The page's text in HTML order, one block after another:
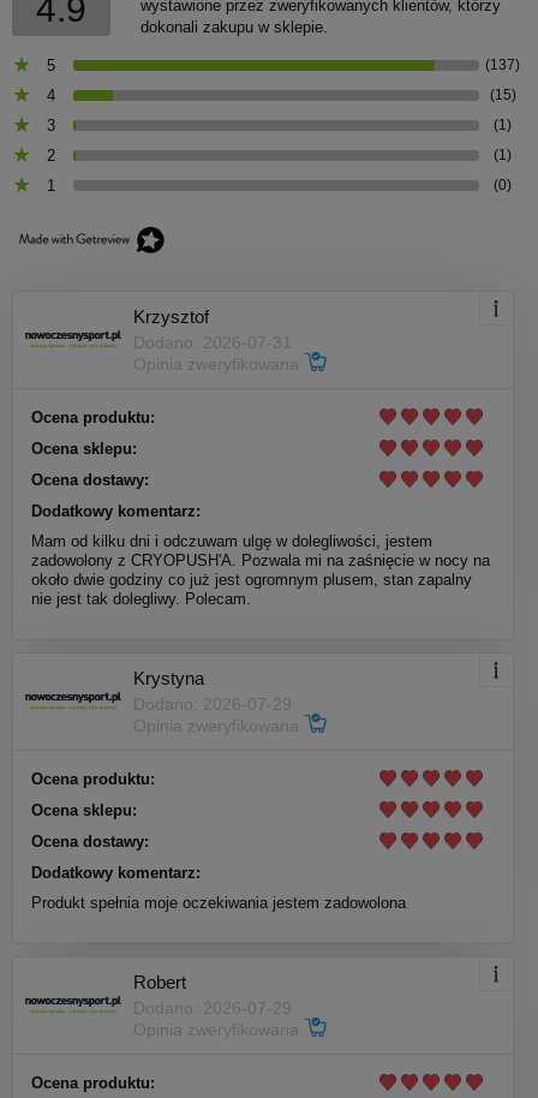
4.9
wystawione przez zweryfikowanych klientów, którzy
dokonali zakupu w sklepie.
5 (137)
4 (15)
3 (1)
2 (1)
1 (0)
Krzysztof
Dodano: 2026-07-31
Opinia zweryfikowana
Ocena produktu:
Ocena sklepu:
Ocena dostawy:
Dodatkowy komentarz:
Mam od kilku dni i odczuwam ulgę w dolegliwości, jestem
zadowolony z CRYOPUSH'A. Pozwala mi na zaśnięcie w nocy na
około dwie godziny co już jest ogromnym plusem, stan zapalny
nie jest tak dolegliwy. Polecam.
Krystyna
Dodano: 2026-07-29
Opinia zweryfikowana
Ocena produktu:
Ocena sklepu:
Ocena dostawy:
Dodatkowy komentarz:
Produkt spełnia moje oczekiwania jestem zadowolona
Robert
Dodano: 2026-07-29
Opinia zweryfikowana
Ocena produktu: